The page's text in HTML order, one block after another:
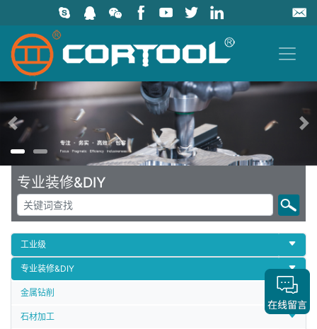
上一页
专业装修&DIY
工业级
专业装修&DIY
金属钻削
石材加工